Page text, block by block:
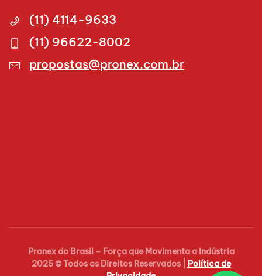
(11) 4114-9633
(11) 96622-8002
propostas@pronex.com.br
Pronex do Brasil – Força que Movimenta a Indústria
2025 © Todos os Direitos Reservados | Política de